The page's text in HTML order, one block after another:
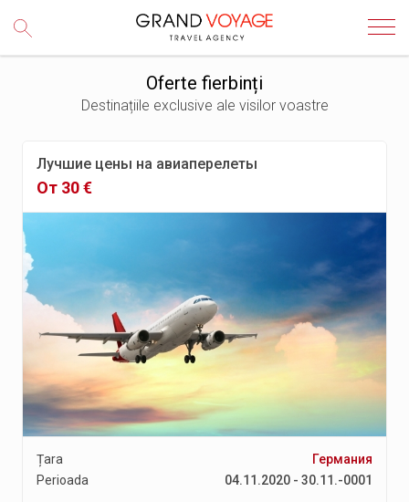
Oferte fierbinți
Destinațiile exclusive ale visilor voastre
Лучшие цены на авиаперелеты
От 30 €
Țara
Германия
Perioada
04.11.2020 - 30.11.-0001